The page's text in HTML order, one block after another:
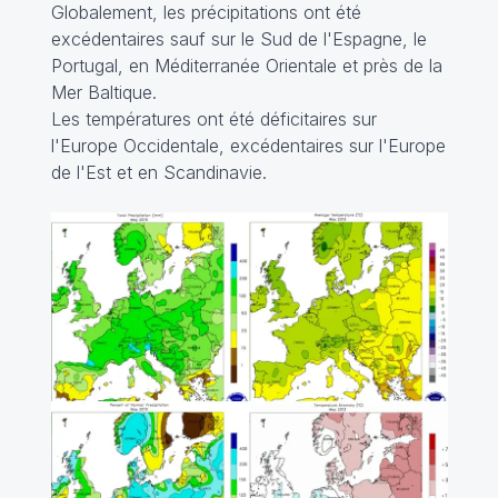
Globalement, les précipitations ont été
excédentaires sauf sur le Sud de l'Espagne, le
Portugal, en Méditerranée Orientale et près de la
Mer Baltique.
Les températures ont été déficitaires sur
l'Europe Occidentale, excédentaires sur l'Europe
de l'Est et en Scandinavie.